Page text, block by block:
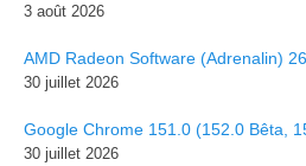
3 août 2026
AMD Radeon Software (Adrenalin)
30 juillet 2026
Google Chrome 151.0 (152.0 Bêta,
30 juillet 2026